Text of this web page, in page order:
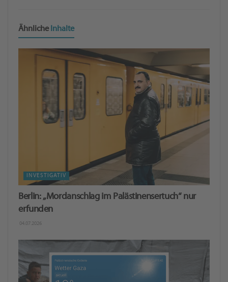
Ähnliche Inhalte
INVESTIGATIV
Berlin: „Mordanschlag im Palästinensertuch“ nur
erfunden
04.07.2026